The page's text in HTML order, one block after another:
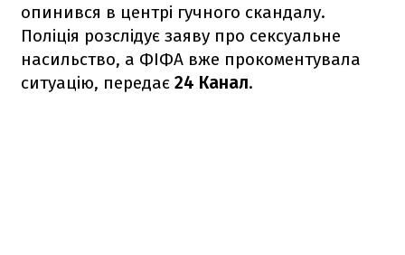
опинився в центрі гучного скандалу.
Поліція розслідує заяву про сексуальне
насильство, а ФІФА вже прокоментувала
ситуацію, передає 24 Канал.